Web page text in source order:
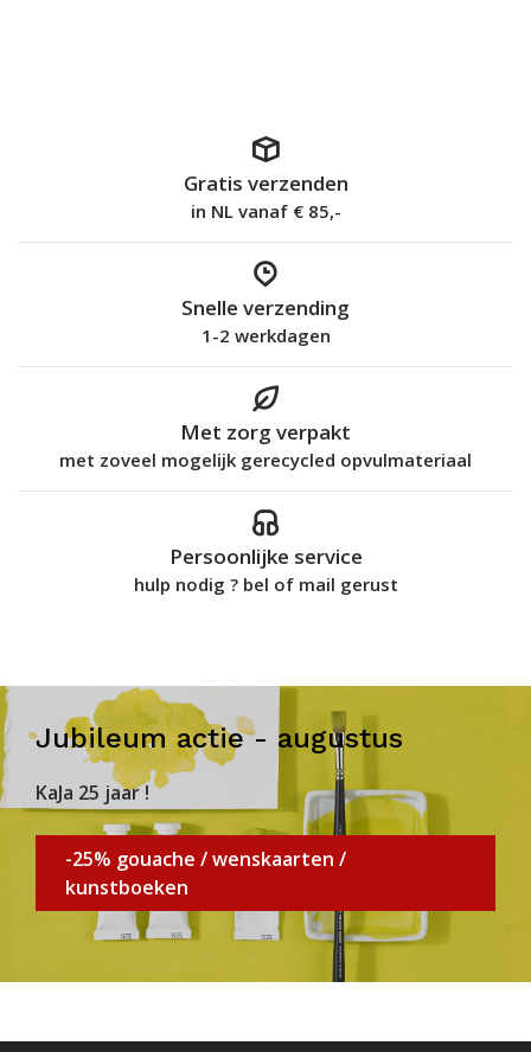
Gratis verzenden
in NL vanaf € 85,-
Snelle verzending
1-2 werkdagen
Met zorg verpakt
met zoveel mogelijk gerecycled opvulmateriaal
Persoonlijke service
hulp nodig ? bel of mail gerust
Jubileum actie - augustus
KaJa 25 jaar !
-25% gouache / wenskaarten /
kunstboeken